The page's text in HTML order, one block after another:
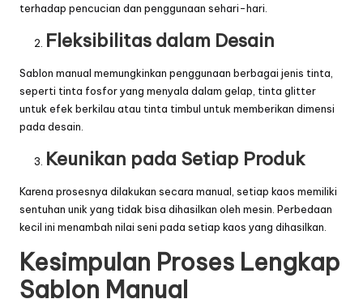
terhadap pencucian dan penggunaan sehari-hari.
Fleksibilitas dalam Desain
Sablon manual memungkinkan penggunaan berbagai jenis tinta,
seperti tinta fosfor yang menyala dalam gelap, tinta glitter
untuk efek berkilau atau tinta timbul untuk memberikan dimensi
pada desain.
Keunikan pada Setiap Produk
Karena prosesnya dilakukan secara manual, setiap kaos memiliki
sentuhan unik yang tidak bisa dihasilkan oleh mesin. Perbedaan
kecil ini menambah nilai seni pada setiap kaos yang dihasilkan.
Kesimpulan Proses Lengkap
Sablon Manual